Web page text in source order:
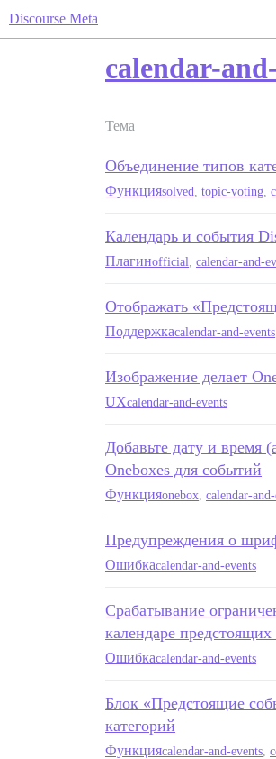
Discourse Meta
calendar-
Тема
Объединение типов
Функцияsolved topic-voting
Календарь и события
Плагинofficial calendar-and-
Отображать
Поддержкаcalendar-and-events
Изображение делает
UXcalendar-and-events
Добавьте дату и время
Oneboxes для событий
Функцияonebox calendar-
Предупреждения о
Ошибкаcalendar-and-events
Срабатывание
календаре
Ошибкаcalendar-and-events
Блок «Предстоящие
категорий
Функцияcalendar-and-events